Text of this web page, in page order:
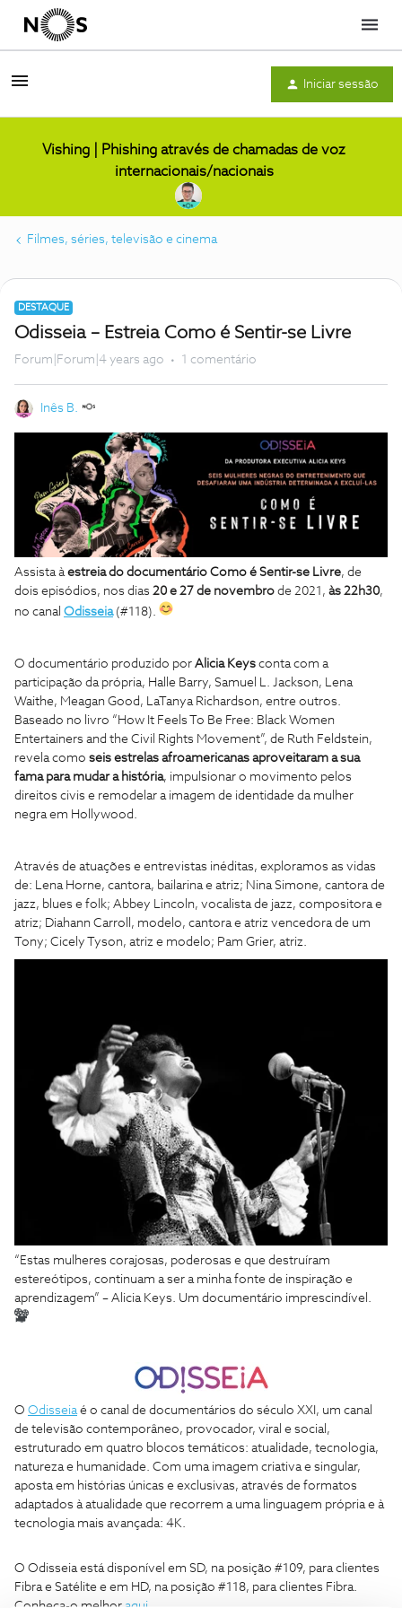
Menu
Iniciar sessão
Vishing | Phishing através de chamadas de voz
internacionais/nacionais
Filmes, séries, televisão e cinema
DESTAQUE
Odisseia – Estreia Como é Sentir-se Livre
Forum|Forum|4 years ago 1 comentário
Inês B.
Assista àestreia do documentário Como é Sentir-se Livre, de
dois episódios, nos dias 20 e 27 de novembro de 2021, às 22h30,
no canal Odisseia(#118).
O documentário produzido por Alicia Keys conta com a
participação da própria, Halle Barry, Samuel L. Jackson, Lena
Waithe, Meagan Good, LaTanya Richardson, entre outros.
Baseado no livro “How It Feels To Be Free: Black Women
Entertainers and the Civil Rights Movement”, de Ruth Feldstein,
revela como seis estrelas afroamericanas aproveitaram a sua
fama para mudar a história, impulsionar o movimento pelos
direitos civis e remodelar a imagem de identidade da mulher
negra em Hollywood.
Através de atuações e entrevistas inéditas, exploramos as vidas
de: Lena Horne, cantora, bailarina e atriz; Nina Simone, cantora de
jazz, blues e folk; Abbey Lincoln, vocalista de jazz, compositora e
atriz; Diahann Carroll, modelo, cantora e atriz vencedora de um
Tony; Cicely Tyson, atriz e modelo; Pam Grier, atriz.
“Estas mulheres corajosas, poderosas e que destruíram
estereótipos, continuam a ser a minha fonte de inspiração e
aprendizagem” – Alicia Keys. Um documentário imprescindível.
O Odisseia é o canal de documentários do século XXI, um canal
de televisão contemporâneo, provocador, viral e social,
estruturado em quatro blocos temáticos: atualidade, tecnologia,
natureza e humanidade. Com uma imagem criativa e singular,
aposta em histórias únicas e exclusivas, através de formatos
adaptados à atualidade que recorrem a uma linguagem própria e à
tecnologia mais avançada: 4K.
O Odisseia está disponível em SD, na posição #109, para clientes
Fibra e Satélite e em HD, na posição #118, para clientes Fibra.